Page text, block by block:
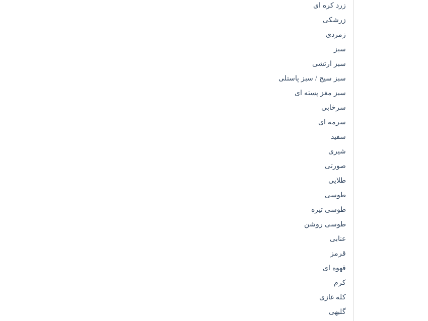
زرد کره ای
زرشکی
زمردی
سبز
سبز ارتشی
سبز سیج / سبز پاستلی
سبز مغز پسته ای
سرخابی
سرمه ای
سفید
شیری
صورتی
طلایی
طوسی
طوسی تیره
طوسی روشن
عنابی
قرمز
قهوه ای
کرم
کله غازی
گلبهی